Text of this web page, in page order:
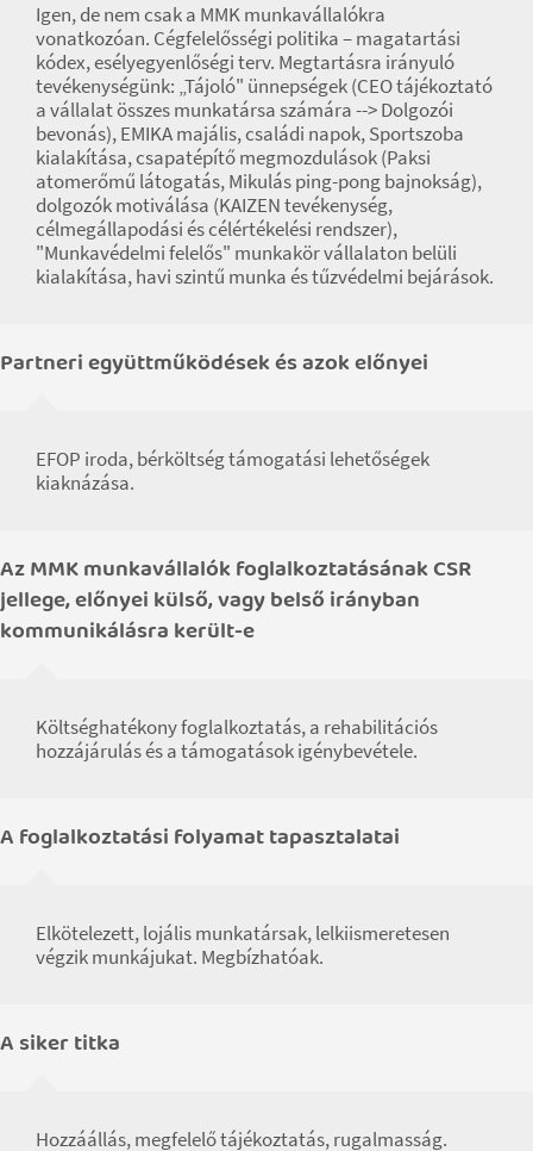
Igen, de nem csak a MMK munkavállalókra
vonatkozóan. Cégfelelősségi politika – magatartási
kódex, esélyegyenlőségi terv. Megtartásra irányuló
tevékenységünk: „Tájoló" ünnepségek (CEO tájékoztató
a vállalat összes munkatársa számára --> Dolgozói
bevonás), EMIKA majális, családi napok, Sportszoba
kialakítása, csapatépítő megmozdulások (Paksi
atomerőmű látogatás, Mikulás ping-pong bajnokság),
dolgozók motiválása (KAIZEN tevékenység,
célmegállapodási és célértékelési rendszer),
"Munkavédelmi felelős" munkakör vállalaton belüli
kialakítása, havi szintű munka és tűzvédelmi bejárások.
Partneri együttműködések és azok előnyei
EFOP iroda, bérköltség támogatási lehetőségek
kiaknázása.
Az MMK munkavállalók foglalkoztatásának CSR
jellege, előnyei külső, vagy belső irányban
kommunikálásra került-e
Költséghatékony foglalkoztatás, a rehabilitációs
hozzájárulás és a támogatások igénybevétele.
A foglalkoztatási folyamat tapasztalatai
Elkötelezett, lojális munkatársak, lelkiismeretesen
végzik munkájukat. Megbízhatóak.
A siker titka
Hozzáállás, megfelelő tájékoztatás, rugalmasság.